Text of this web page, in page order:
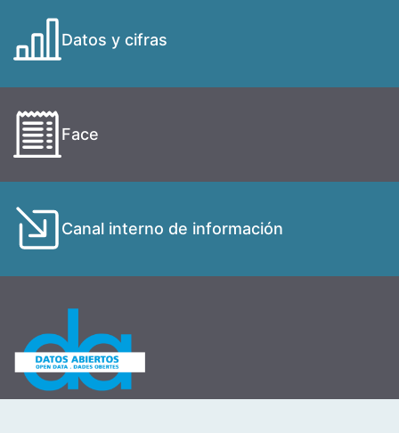
Datos y cifras
Face
Canal interno de información